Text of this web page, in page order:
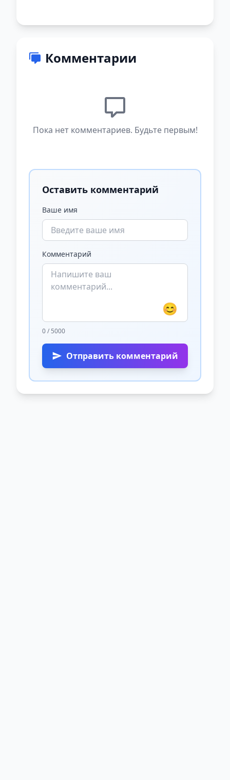
Комментарии
Пока нет комментариев. Будьте первым!
Оставить комментарий
Ваше имя
Комментарий
😊
0 / 5000
Отправить комментарий